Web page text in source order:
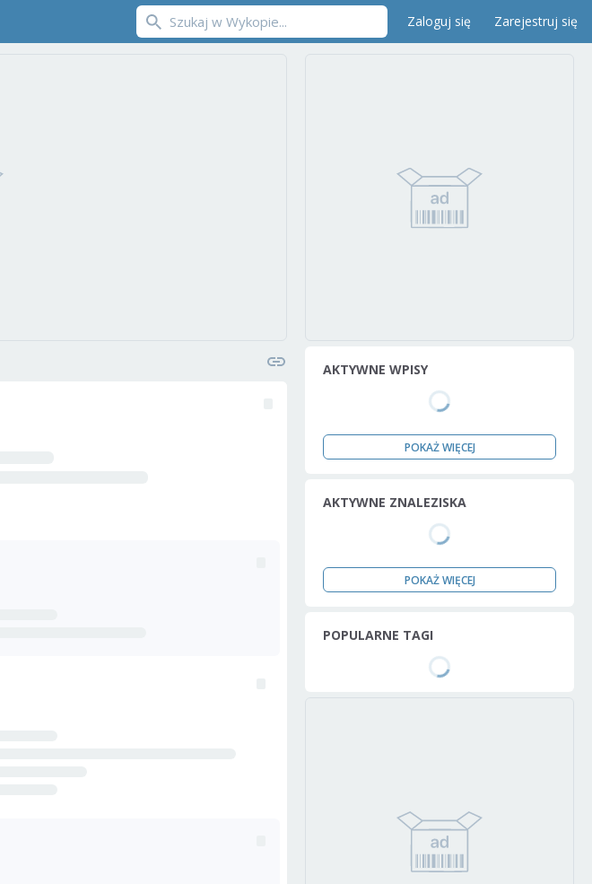
Zaloguj się Zarejestruj się
AKTYWNE WPISY
POKAŻ WIĘCEJ
AKTYWNE ZNALEZISKA
POKAŻ WIĘCEJ
POPULARNE TAGI